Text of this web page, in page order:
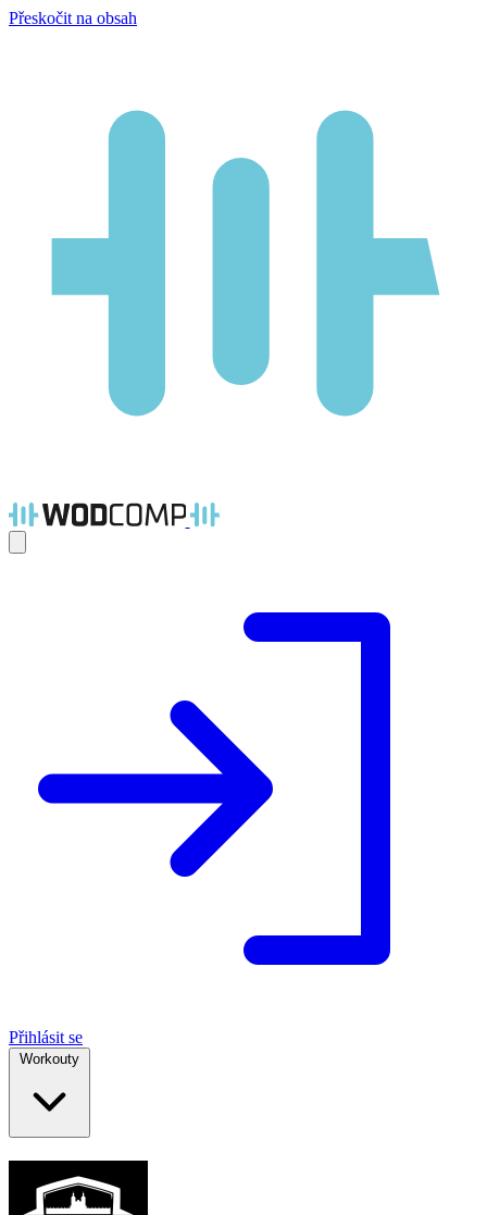
Přeskočit na obsah
Přihlásit se
Workouty